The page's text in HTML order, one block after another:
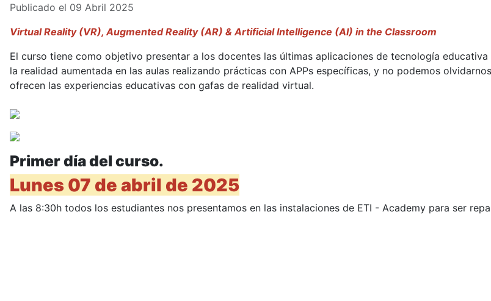
Publicado el 09 Abril 2025
Virtual Reality (VR), Augmented Reality (AR) & Artificial Intelligence (AI) in the Classroom
El curso tiene como objetivo presentar a los docentes las últimas aplicaciones de tecnología
la realidad aumentada en las aulas realizando prácticas con APPs específicas, y no podemos
ofrecen las experiencias educativas con gafas de realidad virtual.
Primer día del curso.
Lunes 07 de abril de 2025
A las 8:30h todos los estudiantes nos presentamos en las instalaciones de ETI - Academy para ser